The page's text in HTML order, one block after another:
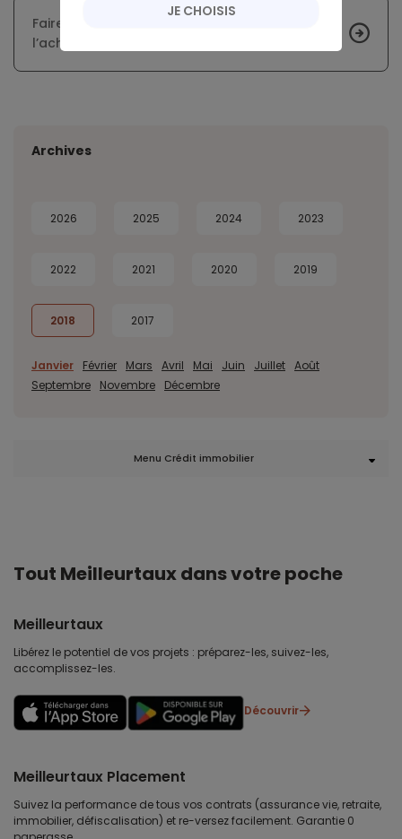
Faire appel à un chasseur immobilier pour
l’achat d’un logement
Archives
2026 2025 2024 2023
2022 2021 2020 2019
2018 2017
Janvier Février Mars Avril Mai Juin Juillet Août
Septembre
Novembre Décembre
Menu Crédit immobilier
Tout Meilleurtaux dans votre poche
Meilleurtaux
Libérez le potentiel de vos projets : préparez-les, suivez-les,
accomplissez-les.
Découvrir
Meilleurtaux Placement
Suivez la performance de tous vos contrats (assurance vie, retraite,
immobilier, défiscalisation) et re-versez facilement. Garantie 0
JE CHOISIS